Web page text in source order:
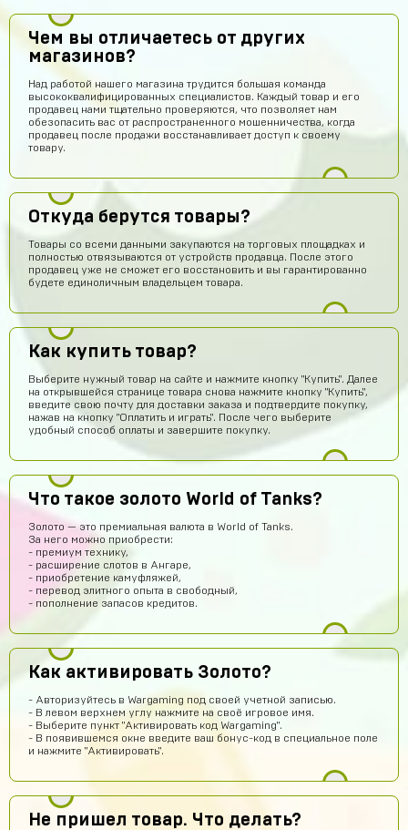
Чем вы отличаетесь от других
магазинов?
Над работой нашего магазина трудится большая команда
высококвалифицированных специалистов. Каждый товар и его
продавец нами тщательно проверяются, что позволяет нам
обезопасить вас от распространенного мошенничества, когда
продавец после продажи восстанавливает доступ к своему
товару.
Откуда берутся товары?
Товары со всеми данными закупаются на торговых площадках и
полностью отвязываются от устройств продавца. После этого
продавец уже не сможет его восстановить и вы гарантированно
будете единоличным владельцем товара.
Как купить товар?
Выберите нужный товар на сайте и нажмите кнопку "Купить". Далее
на открывшейся странице товара снова нажмите кнопку "Купить",
введите свою почту для доставки заказа и подтвердите покупку,
нажав на кнопку "Оплатить и играть". После чего выберите
удобный способ оплаты и завершите покупку.
Что такое золото World of Tanks?
Золото — это премиальная валюта в World of Tanks.
За него можно приобрести:
- премиум технику,
- расширение слотов в Ангаре,
- приобретение камуфляжей,
- перевод элитного опыта в свободный,
- пополнение запасов кредитов.
Как активировать Золото?
- Авторизуйтесь в Wargaming под своей учетной записью.
- В левом верхнем углу нажмите на своё игровое имя.
- Выберите пункт "Активировать код Wargaming".
- В появившемся окне введите ваш бонус-код в специальное поле
и нажмите "Активировать".
Не пришел товар. Что делать?
норм сайт
somftdcrew
Сайт просто супер
Egopkabossuk Dscraft
Топ4ik воще!)
Ilya
Подходит на ps4?
8 часов назад
Акк пришел)))
Иван Горобинский